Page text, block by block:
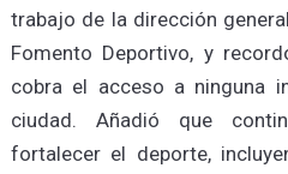
trabajo de la dirección
Fomento Deportivo, y
cobra el acceso a ninguna
ciudad. Añadió que
fortalecer el deporte,